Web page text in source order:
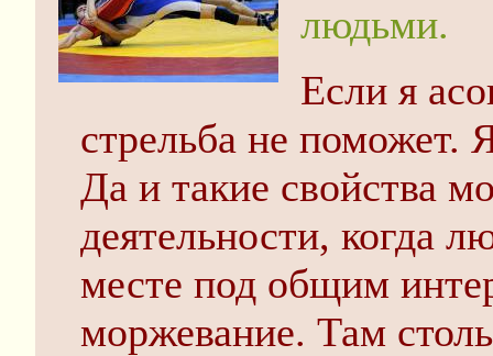
людьми.
Если я
стрельба не поможет.
Да и такие свойства
деятельности, когда
месте под общим
моржевание. Там